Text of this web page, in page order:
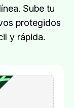
Sube tu
protegidos
y rápida.